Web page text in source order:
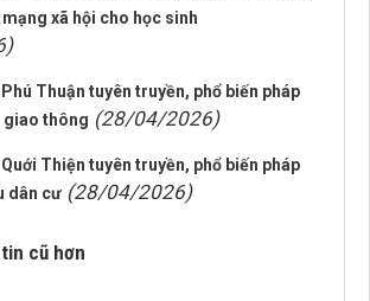
xã hội cho học sinh
Thuận tuyên truyền, phổ biến pháp
giao thông (28/04/2026)
Thiện tuyên truyền, phổ biến pháp
dân cư (28/04/2026)
cũ hơn